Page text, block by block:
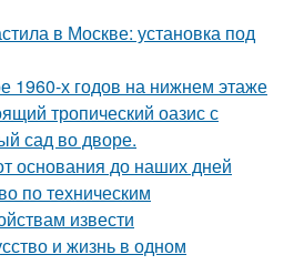
в Москве: установка под
1960-х годов на нижнем этаже
тропический оазис с
сад во дворе.
основания до наших дней
по техническим
извести
и жизнь в одном